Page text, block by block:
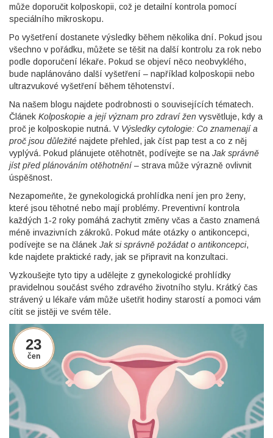
může doporučit kolposkopii, což je detailní kontrola pomocí
speciálního mikroskopu.
Po vyšetření dostanete výsledky během několika dní. Pokud jsou
všechno v pořádku, můžete se těšit na další kontrolu za rok nebo
podle doporučení lékaře. Pokud se objeví něco neobvyklého,
bude naplánováno další vyšetření – například kolposkopii nebo
ultrazvukové vyšetření během těhotenství.
Na našem blogu najdete podrobnosti o souvisejících tématech.
Článek Kolposkopie a její význam pro zdraví žen vysvětluje, kdy a
proč je kolposkopie nutná. V Výsledky cytologie: Co znamenají a
proč jsou důležité najdete přehled, jak číst pap test a co z něj
vyplývá. Pokud plánujete otěhotnět, podívejte se na Jak správně
jíst před plánováním otěhotnění– strava může výrazně ovlivnit
úspěšnost.
Nezapomeňte, že gynekologická prohlídka není jen pro ženy,
které jsou těhotné nebo mají problémy. Preventivní kontrola
každých 1‑2 roky pomáhá zachytit změny včas a často znamená
méně invazivních zákroků. Pokud máte otázky o antikoncepci,
podívejte se na článek Jak si správně požádat o antikoncepci,
kde najdete praktické rady, jak se připravit na konzultaci.
Vyzkoušejte tyto tipy a udělejte z gynekologické prohlídky
pravidelnou součást svého zdravého životního stylu. Krátký čas
strávený u lékaře vám může ušetřit hodiny starostí a pomoci vám
cítit se jistěji ve svém těle.
23
čen